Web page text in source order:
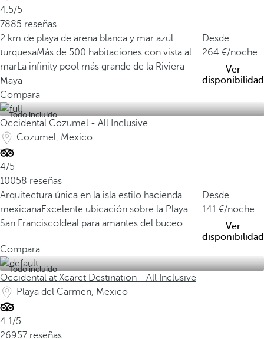
4.5/5
7885 reseñas
2 km de playa de arena blanca y mar azul
turquesaMás de 500 habitaciones con vista al
marLa infinity pool más grande de la Riviera
Maya
Desde
264
/noche
Ver
disponibilidad
Compara
Todo incluido
Occidental Cozumel - All Inclusive
Cozumel, Mexico
4/5
10058 reseñas
Arquitectura única en la isla estilo hacienda
mexicanaExcelente ubicación sobre la Playa
San Francisco Ideal para amantes del buceo
Desde
141
/noche
Ver
disponibilidad
Compara
Todo incluido
Occidental at Xcaret Destination - All Inclusive
Playa del Carmen, Mexico
4.1/5
26957 reseñas